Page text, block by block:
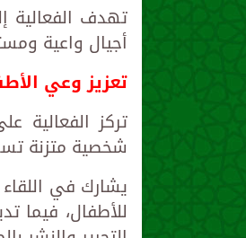
تهدف الفعالية
أجيال واعية
تعزيز وعي
تركز
شخصية متزنة
يشارك في اللقاء
للأطفال، فيما